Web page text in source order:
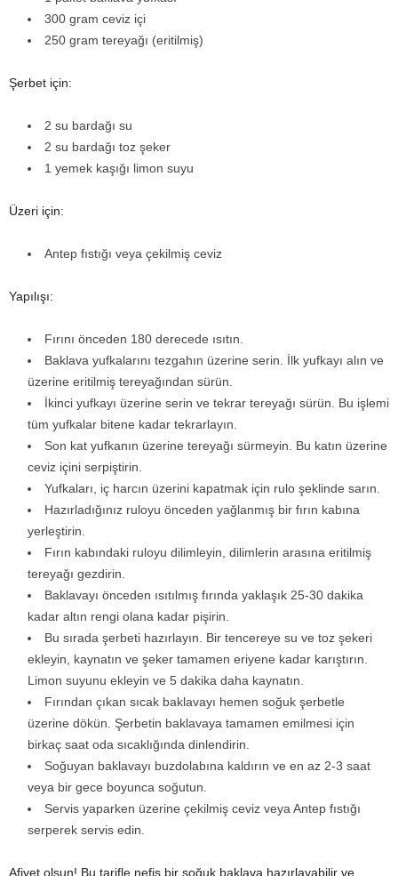
300 gram ceviz içi
250 gram tereyağı (eritilmiş)
Şerbet için:
2 su bardağı su
2 su bardağı toz şeker
1 yemek kaşığı limon suyu
Üzeri için:
Antep fıstığı veya çekilmiş ceviz
Yapılışı:
Fırını önceden 180 derecede ısıtın.
Baklava yufkalarını tezgahın üzerine serin. İlk yufkayı alın ve
üzerine eritilmiş tereyağından sürün.
İkinci yufkayı üzerine serin ve tekrar tereyağı sürün. Bu işlemi
tüm yufkalar bitene kadar tekrarlayın.
Son kat yufkanın üzerine tereyağı sürmeyin. Bu katın üzerine
ceviz içini serpiştirin.
Yufkaları, iç harcın üzerini kapatmak için rulo şeklinde sarın.
Hazırladığınız ruloyu önceden yağlanmış bir fırın kabına
yerleştirin.
Fırın kabındaki ruloyu dilimleyin, dilimlerin arasına eritilmiş
tereyağı gezdirin.
Baklavayı önceden ısıtılmış fırında yaklaşık 25-30 dakika
kadar altın rengi olana kadar pişirin.
Bu sırada şerbeti hazırlayın. Bir tencereye su ve toz şekeri
ekleyin, kaynatın ve şeker tamamen eriyene kadar karıştırın.
Limon suyunu ekleyin ve 5 dakika daha kaynatın.
Fırından çıkan sıcak baklavayı hemen soğuk şerbetle
üzerine dökün. Şerbetin baklavaya tamamen emilmesi için
birkaç saat oda sıcaklığında dinlendirin.
Soğuyan baklavayı buzdolabına kaldırın ve en az 2-3 saat
veya bir gece boyunca soğutun.
Servis yaparken üzerine çekilmiş ceviz veya Antep fıstığı
serperek servis edin.
Afiyet olsun! Bu tarifle nefis bir soğuk baklava hazırlayabilir ve